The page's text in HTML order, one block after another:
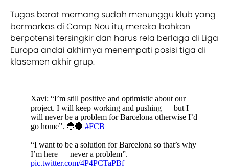
Tugas berat memang sudah menunggu klub yang
bermarkas di Camp Nou itu, mereka bahkan
berpotensi tersingkir dan harus rela berlaga di Liga
Europa andai akhirnya menempati posisi tiga di
klasemen akhir grup.
Xavi: “I’m still positive and optimistic about our
project. I will keep working and pushing — but I
will never be a problem for Barcelona otherwise I’d
go home”. 🔵🔴 #FCB
“I want to be a solution for Barcelona so that’s why
I’m here — never a problem”.
pic.twitter.com/4P4PCTaPBf